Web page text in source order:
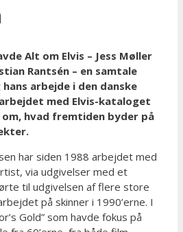
Alt om Elvis – Jess Møller
Rantsén – en samtale
arbejde i den danske
med Elvis-kataloget
hvad fremtiden byder på
har siden 1988 arbejdet med
via udgivelser med et
til udgivelsen af flere store
på skinner i 1990’erne. I
Gold” som havde fokus på